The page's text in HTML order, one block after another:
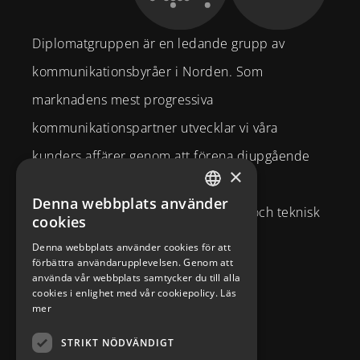
Diplomatgruppen är en ledande grupp av
kommunikationsbyråer i Norden. Som
marknadens mest progressiva
kommunikationspartner utvecklar vi våra
kunders affärer genom att förena djupgående
strategisk affärsförståelse och
varumärkesexpertis med kreativitet och teknisk
kompetens.
Brahegatan 10
114 37 Stockholm
+46 8 58 80 95 00
SWEDISH
×
Denna webbplats använder
cookies
Denna webbplats använder cookies för att
förbättra användarupplevelsen. Genom att
använda vår webbplats samtycker du till alla
cookies i enlighet med vår cookiepolicy. Läs
mer
STRIKT NÖDVÄNDIGT